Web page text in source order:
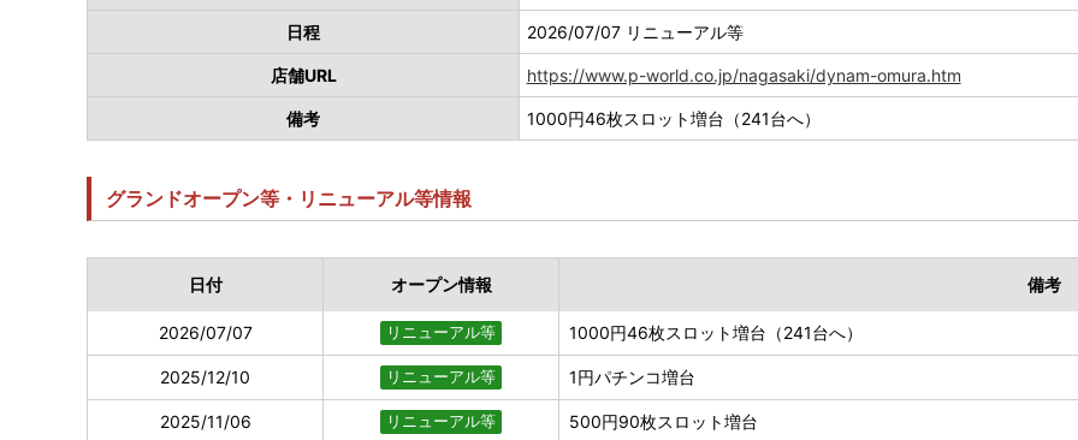
日程 2026/07/07 リニューアル等
店舗URL https://www.p-world.co.jp/nagasaki/dynam-omura.htm
備考 1000円46枚スロット増台（241台へ）
グランドオープン等・リニューアル等情報
日付 オープン情報 備考
2026/07/07 リニューアル等 1000円46枚スロット増台（241台へ）
2025/12/10 リニューアル等 1円パチンコ増台
2025/11/06 リニューアル等 500円90枚スロット増台